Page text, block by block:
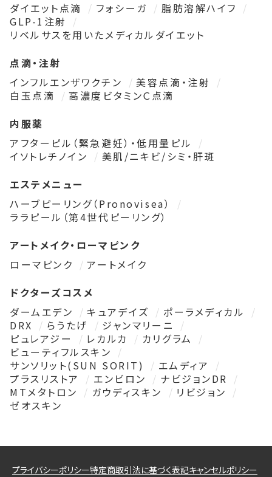
ダイエット点滴
フォシーガ
脂肪溶解ハイフ
GLP-1注射
リベルサスを用いたメディカルダイエット
点滴・注射
インフルエンザワクチン
美容点滴・注射
白玉点滴
高濃度ビタミンＣ点滴
内服薬
アフターピル（緊急避妊）・低用量ピル
イソトレチノイン
美肌/ニキビ/シミ・肝斑
エステメニュー
ハーブピーリング（Pronovisea）
ララピール（第4世代ピーリング）
アートメイク・ローマピンク
ローマピンク
アートメイク
ドクターズコスメ
ダームエデン
キュアデイズ
ポーラメディカル
DRX
らうたげ
ジャンマリーニ
ピュレアジー
レカルカ
カリグラム
ビューティフルスキン
サンソリット(SUN SORIT)
エムディア
プラスリストア
エンビロン
ナビジョンDR
MTメタトロン
ガウディスキン
リビジョン
ゼオスキン
プライバシーポリシー特定商取引法に基づく表記キャンセルポリシー